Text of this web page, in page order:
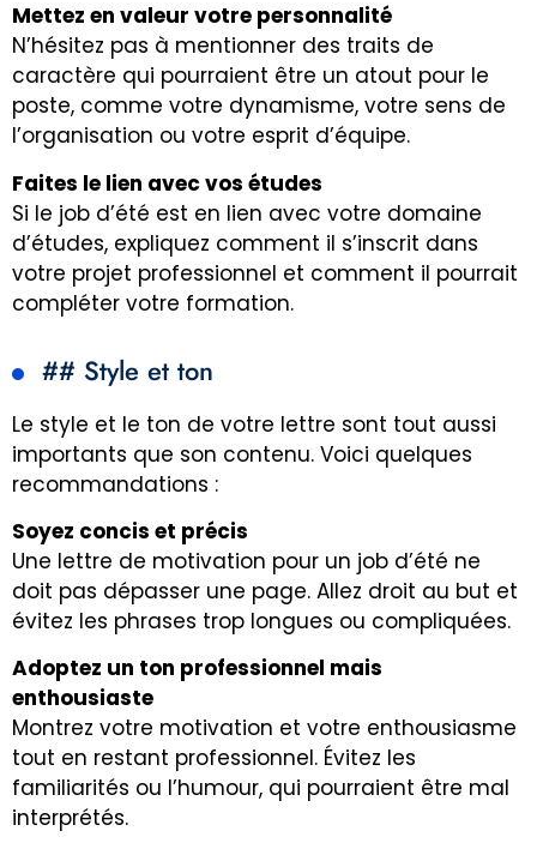
Mettez en valeur votre personnalité
N’hésitez pas à mentionner des traits de
caractère qui pourraient être un atout pour le
poste, comme votre dynamisme, votre sens de
l’organisation ou votre esprit d’équipe.
Faites le lien avec vos études
Si le job d’été est en lien avec votre domaine
d’études, expliquez comment il s’inscrit dans
votre projet professionnel et comment il pourrait
compléter votre formation.
## Style et ton
Le style et le ton de votre lettre sont tout aussi
importants que son contenu. Voici quelques
recommandations :
Soyez concis et précis
Une lettre de motivation pour un job d’été ne
doit pas dépasser une page. Allez droit au but et
évitez les phrases trop longues ou compliquées.
Adoptez un ton professionnel mais
enthousiaste
Montrez votre motivation et votre enthousiasme
tout en restant professionnel. Évitez les
familiarités ou l’humour, qui pourraient être mal
interprétés.